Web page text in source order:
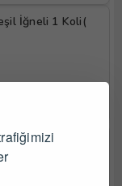
İğneli 1 Koli(
İğneli 1 Koli